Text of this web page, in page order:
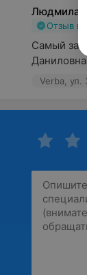
Людмила
Отзыв
Самый
Verba, ул.